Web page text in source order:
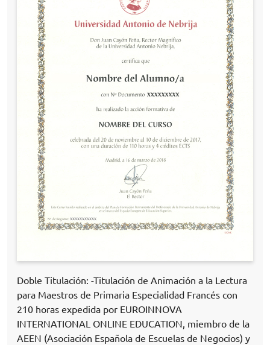
Doble Titulación: -Titulación de Animación a la Lectura
para Maestros de Primaria Especialidad Francés con
210 horas expedida por EUROINNOVA
INTERNATIONAL ONLINE EDUCATION, miembro de la
AEEN (Asociación Española de Escuelas de Negocios) y